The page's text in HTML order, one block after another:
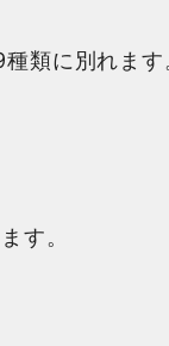
類に別れま
す。